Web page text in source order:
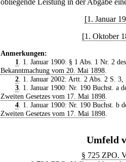
obliegende Leistung in der Abgabe
[1. Januar
[1. Oktober
Anmerkungen:
1. 1. Januar 1900: § 1 Abs. 1 Nr. 2 des
Bekanntmachung vom 20. Mai 1898.
2. 1. Januar 2002: Artt. 2 Abs. 2 S. 3,
3. 1. Januar 1900: Nr. 190 Buchst. a
Zweiten Gesetzes vom 17. Mai 1898.
4. 1. Januar 1900: Nr. 190 Buchst. b
Zweiten Gesetzes vom 17. Mai 1898.
Umfeld
§ 725 ZPO.